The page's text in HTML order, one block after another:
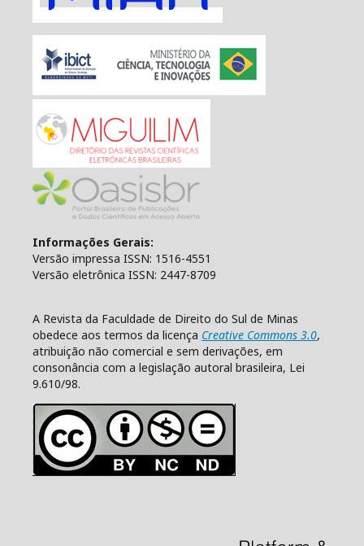
Informações Gerais:
Versão impressa ISSN: 1516-4551
Versão eletrônica ISSN: 2447-8709
A Revista da Faculdade de Direito do Sul de Minas
obedece aos termos da licença Creative Commons 3.0,
atribuição não comercial e sem derivações, em
consonância com a legislação autoral brasileira, Lei
9.610/98.